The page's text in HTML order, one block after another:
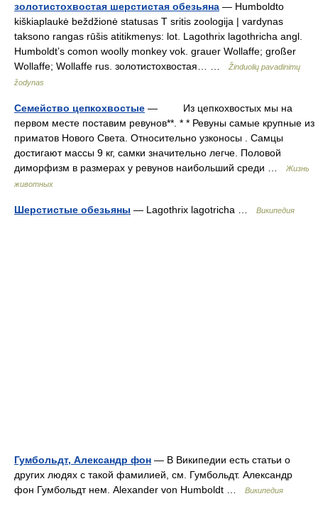
золотистохвостая шерстистая обезьяна — Humboldto
kiškiaplaukė beždžionė statusas T sritis zoologija | vardynas
taksono rangas rūšis atitikmenys: lot. Lagothrix lagothricha angl.
Humboldt’s comon woolly monkey vok. grauer Wollaffe; großer
Wollaffe; Wollaffe rus. золотистохвостая… …
Žinduolių pavadinimų
žodynas
Семейство цепкохвостые — Из цепкохвостых мы на
первом месте поставим ревунов**. * * Ревуны самые крупные из
приматов Нового Света. Относительно узконосы . Самцы
достигают массы 9 кг, самки значительно легче. Половой
диморфизм в размерах у ревунов наибольший среди …
Жизнь
животных
Шерстистые обезьяны — Lagothrix lagotricha … Википедия
Гумбольдт, Александр фон — В Википедии есть статьи о
других людях с такой фамилией, см. Гумбольдт. Александр
фон Гумбольдт нем. Alexander von Humboldt …
Википедия